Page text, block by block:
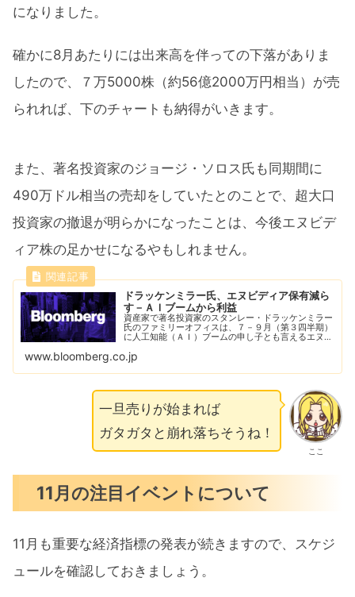
になりました。
確かに8月あたりには出来高を伴っての下落がありま
したので、７万5000株（約56億2000万円相当）が売
られれば、下のチャートも納得がいきます。
また、著名投資家のジョージ・ソロス氏も同期間に
490万ドル相当の売却をしていたとのことで、超大口
投資家の撤退が明らかになったことは、今後エヌビデ
ィア株の足かせになるやもしれません。
ドラッケンミラー氏、エヌビディア保有減ら
す－ＡＩブームから利益
資産家で著名投資家のスタンレー・ドラッケンミラー
氏のファミリーオフィスは、７－９月（第３四半期）
に人工知能（ＡＩ）ブームの申し子とも言えるエヌビ
www.bloomberg.co.jp
ここ
一旦売りが始まれば
ガタガタと崩れ落ちそうね！
11月の注目イベントについて
11月も重要な経済指標の発表が続きますので、スケジ
ュールを確認しておきましょう。